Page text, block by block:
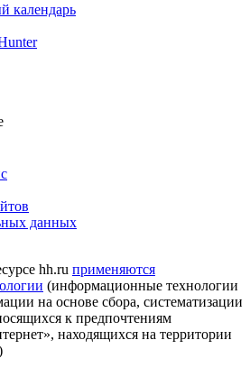
календарь
данных
hh.ru применяются
(информационные технологии
на основе сбора, систематизации
к предпочтениям
находящихся на территории